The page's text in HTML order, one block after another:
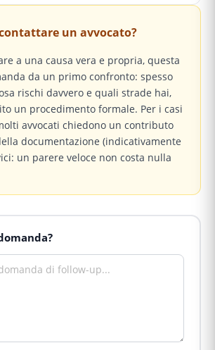
un avvocato?
a una causa vera e propria, questa
da un primo confronto: spesso
rischi davvero e quali strade hai,
un procedimento formale. Per i casi
avvocati chiedono un contributo
documentazione (indicativamente
un parere veloce non costa nulla